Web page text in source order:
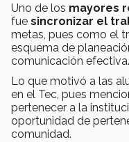
Uno de los mayores
fue sincronizar el
metas, pues como el
esquema de
comunicación efectiva.
Lo que motivó a las
en el Tec, pues
pertenecer a la
oportunidad de
comunidad.